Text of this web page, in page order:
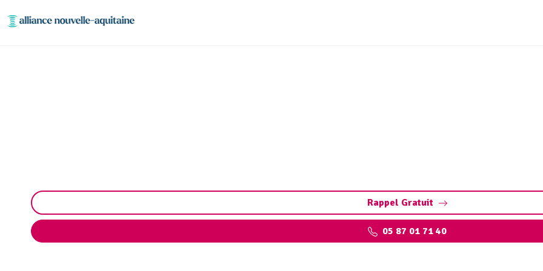
Rappel Gratuit
05 87 01 71 40